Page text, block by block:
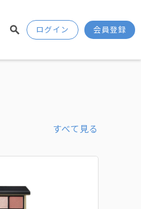
ログイン 会員登録
すべて見る